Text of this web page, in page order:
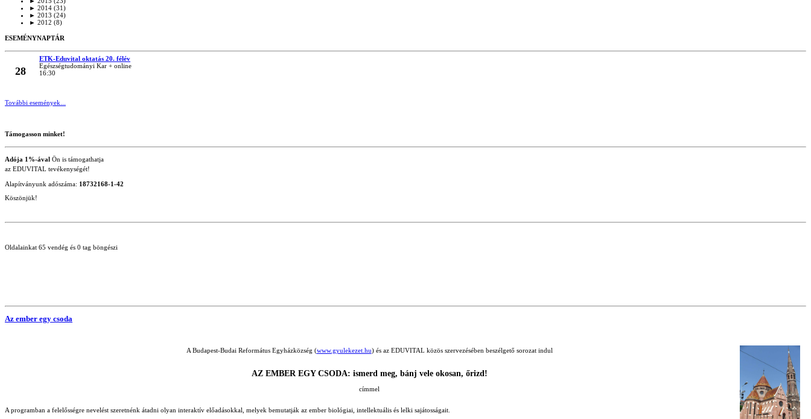
► 2014 (31)
► 2013 (24)
► 2012 (8)
ESEMÉNYNAPTÁR
28
ETK-Eduvital oktatás 20. félév
Egészségtudományi Kar + online
16:30
További események...
Támogasson minket!
Adója 1%-ával Ön is támogathatja
az EDUVITAL tevékenységét!
Alapítványunk adószáma: 18732168-1-42
Köszönjük!
Oldalainkat 65 vendég és 0 tag böngészi
Az ember egy csoda
A Budapest-Budai Református Egyházközség (www.gyulekezet.hu) és az EDUVITAL közös szervezésében beszélgető sorozat indul
AZ EMBER EGY CSODA: ismerd meg, bánj vele okosan, őrizd!
címmel
A programban a felelősségre nevelést szeretnénk átadni olyan interaktív előadásokkal, melyek bemutatják az ember biológiai, intellektuális és lelki sajátosságait.